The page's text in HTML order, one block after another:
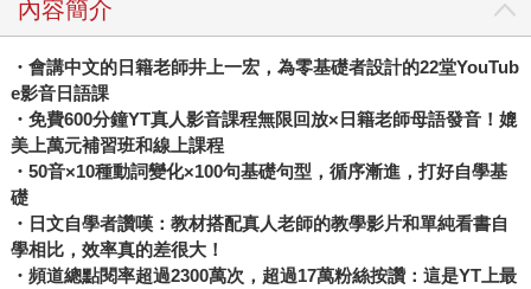
內容簡介
・會講中文的日籍老師井上一宏，為零基礎者設計的22堂YouTub
e影音日語課
・免費600分鐘YT真人影音課程無限回放×日籍老師母語發音！媲
美上萬元補習班和線上課程
・50音×10種動詞變化×100句基礎句型，循序漸進，打好自學基
礎
・日文自學者讚嘆：教材搭配真人老師的教學影片和單純看書自
學相比，效率真的差很大！
・頻道總點閱率超過2300萬次，超過17萬粉絲按讚：這是YT上最